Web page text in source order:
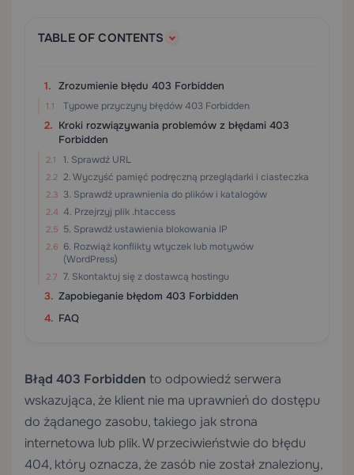
TABLE OF CONTENTS
Zrozumienie błędu 403 Forbidden
Typowe przyczyny błędów 403 Forbidden
Kroki rozwiązywania problemów z błędami 403
Forbidden
1. Sprawdź URL
2. Wyczyść pamięć podręczną przeglądarki i ciasteczka
3. Sprawdź uprawnienia do plików i katalogów
4. Przejrzyj plik .htaccess
5. Sprawdź ustawienia blokowania IP
6. Rozwiąż konflikty wtyczek lub motywów
(WordPress)
7. Skontaktuj się z dostawcą hostingu
Zapobieganie błędom 403 Forbidden
FAQ
Błąd 403 Forbidden to odpowiedź serwera
wskazująca, że klient nie ma uprawnień do dostępu
do żądanego zasobu, takiego jak strona
internetowa lub plik. W przeciwieństwie do błędu
404, który oznacza, że zasób nie został znaleziony,